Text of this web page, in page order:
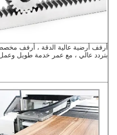
بتردد عالي ، مع عمر خدمة طويل